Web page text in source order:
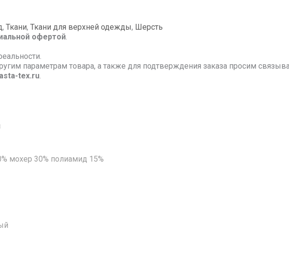
, Ткани, Ткани для верхней одежды, Шерсть
офертой.
параметрам товара, а также для подтверждения заказа просим
tex.ru.
мохер 30% полиамид 15%